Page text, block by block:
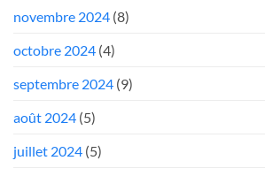
novembre 2024 (8)
octobre 2024 (4)
septembre 2024 (9)
août 2024 (5)
juillet 2024 (5)